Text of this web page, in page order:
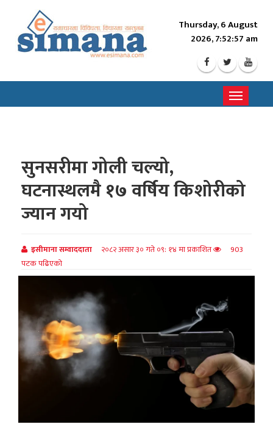
Thursday, 6 August
2026, 7:52:58 am
Toggle
सुनसरीमा गोली चल्यो,
घटनास्थलमै १७ वर्षिय किशोरीको
ज्यान गयो
इसीमाना सम्वाददाता २०८२ असार ३० गते ०९: १४ मा प्रकाशित
903
पटक पढिएको